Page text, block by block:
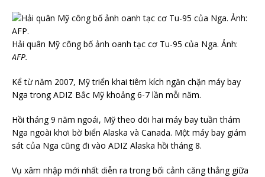
Hải quân Mỹ công bố ảnh oanh tạc cơ Tu-95 của Nga. Ảnh:
AFP.
Kể từ năm 2007, Mỹ triển khai tiêm kích ngăn chặn máy bay
Nga trong ADIZ Bắc Mỹ khoảng 6-7 lần mỗi năm.
Hồi tháng 9 năm ngoái, Mỹ theo dõi hai máy bay tuần thám
Nga ngoài khơi bờ biển Alaska và Canada. Một máy bay giám
sát của Nga cũng đi vào ADIZ Alaska hồi tháng 8.
Vụ xâm nhập mới nhất diễn ra trong bối cảnh căng thẳng giữa